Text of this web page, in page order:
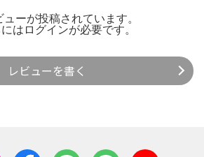
ーが投稿されています。
は ログインが必要です。
レビューを書く